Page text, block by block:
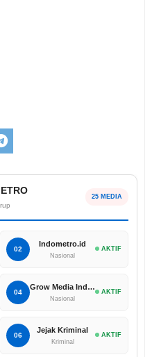
25 MEDIA
02
Indometro.id
Nasional
AKTIF
04
Grow Media Indonesia
Nasional
AKTIF
06
Jejak Kriminal
Kriminal
AKTIF